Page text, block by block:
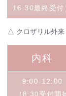
16:30最終受付
△ クロザリル外
内科
9:00-12:00
（8:30受付開